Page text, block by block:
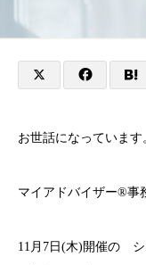
お世話になっています
マイアドバイザー®事
11月7日(木)開催の